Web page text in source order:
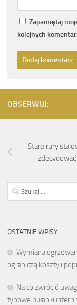
Zapamiętaj
kolejnych
OBSERWUJ:
Stare rury
Szukaj:
OSTATNIE WPISY
Wymiana
ograniczą koszty i
Na co zwrócić
typowe pułapki